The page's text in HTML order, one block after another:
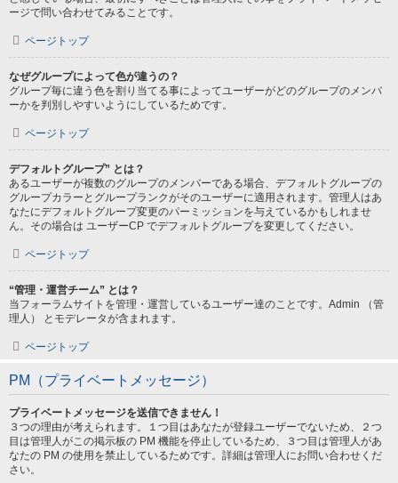
ージで問い合わせてみることです。
ページトップ
なぜグループによって色が違うの？
グループ毎に違う色を割り当てる事によってユーザーがどのグループのメンバ
ーかを判別しやすいようにしているためです。
ページトップ
デフォルトグループ” とは？
あるユーザーが複数のグループのメンバーである場合、デフォルトグループの
グループカラーとグループランクがそのユーザーに適用されます。管理人はあ
なたにデフォルトグループ変更のパーミッションを与えているかもしれませ
ん。その場合は ユーザーCP でデフォルトグループを変更してください。
ページトップ
“管理・運営チーム” とは？
当フォーラムサイトを管理・運営しているユーザー達のことです。Admin （管
理人） とモデレータが含まれます。
ページトップ
PM（プライベートメッセージ）
プライベートメッセージを送信できません！
３つの理由が考えられます。１つ目はあなたが登録ユーザーでないため、２つ
目は管理人がこの掲示板の PM 機能を停止しているため、３つ目は管理人があ
なたの PM の使用を禁止しているためです。詳細は管理人にお問い合わせくだ
さい。